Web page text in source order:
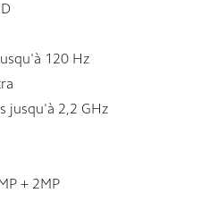
120 Hz
jusqu'à 2,2 GHz
+ 2MP